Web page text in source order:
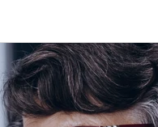
Prolongación de vida
Amigos Amistad